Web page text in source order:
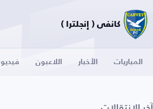
كانفي ( إنجلترا )
المباريات الأخبار اللاعبون فيديو